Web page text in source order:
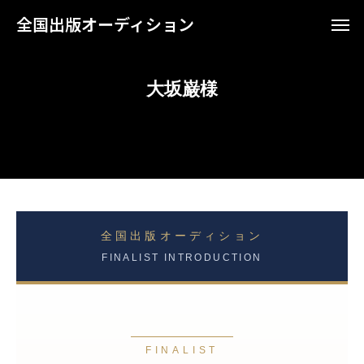
全国出版オーディション
大坂巌様
全国出版オーディション
FINALIST INTRODUCTION
FINALIST